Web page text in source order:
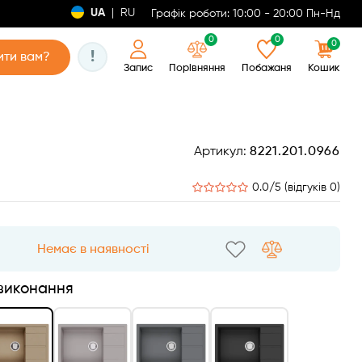
UA RU Графік роботи: 10:00 - 20:00 Пн-Нд
вам? !
Запис
0
Порівняння
0
Побажаня
0
Кошик
Артикул:8221.201.0966
0.0/5 (відгуків 0)
Немає в наявності